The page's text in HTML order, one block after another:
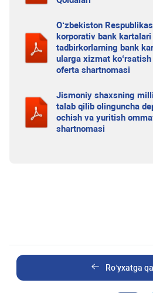
O‘zbekiston
korporativ bank
tadbirkorlarning bank
ularga xizmat
oferta shartnomasi
Jismoniy shaxsning
talab qilib olinguncha
ochish va yuritish
shartnomasi
Ro’yxatga